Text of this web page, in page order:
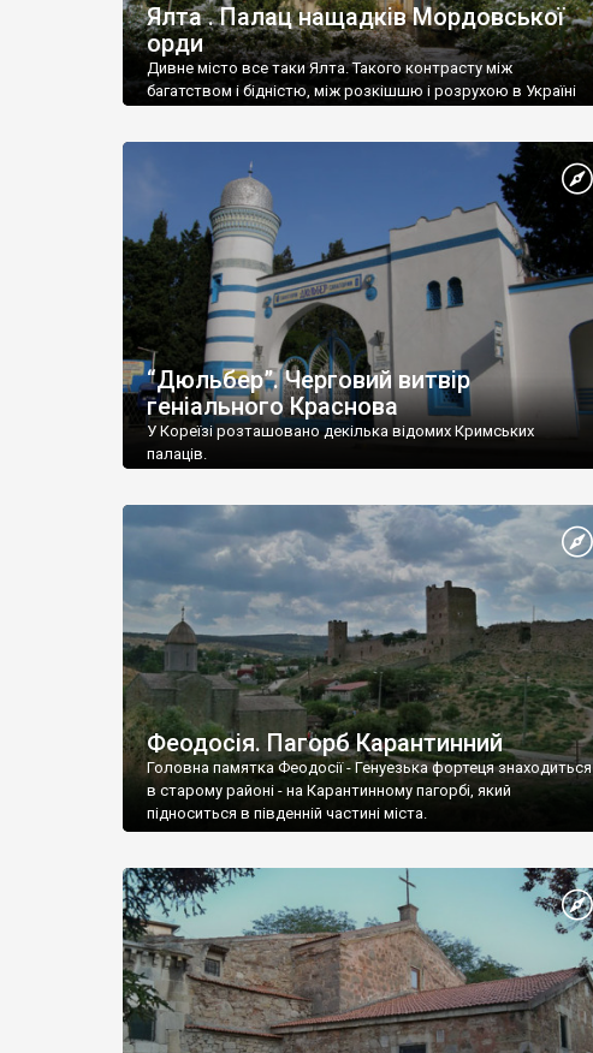
Ялта . Палац нащадків Мордовської
орди
Дивне місто все таки Ялта. Такого контрасту між
багатством і бідністю, між розкішшю і розрухою в Україні
“Дюльбер”. Черговий витвір
геніального Краснова
У Кореїзі розташовано декілька відомих Кримських
палаців.
Феодосія. Пагорб Карантинний
Головна памятка Феодосії - Генуезька фортеця знаходиться
в старому районі - на Карантинному пагорбі, який
підноситься в південній частині міста.